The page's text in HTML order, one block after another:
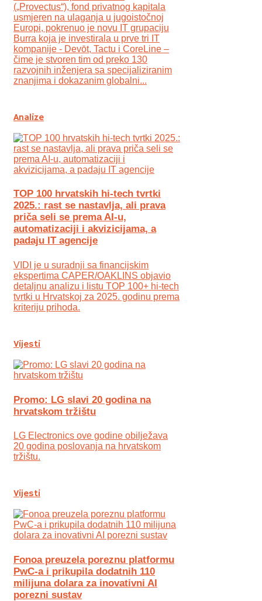
(„Provectus“), fond privatnog kapitala
usmjeren na ulaganja u jugoistočnoj
Europi, pokrenuo je novu IT grupaciju
Burra koja je investirala u prve tri IT
kompanije - Devōt, Tactu i CoreLine –
čime je stvoren tim od preko 130
razvojnih inženjera sa specijaliziranim
znanjima i dokazanim globalni...
Analize
TOP 100 hrvatskih hi-tech tvrtki
2025.: rast se nastavlja, ali prava
priča seli se prema AI-u,
automatizaciji i akvizicijama, a
padaju IT agencije
VIDI je u suradnji sa financijskim
ekspertima CAPER/OAKLINS objavio
detaljnu analizu i listu TOP 100+ hi-tech
tvrtki u Hrvatskoj za 2025. godinu prema
kriteriju prihoda.
Vijesti
Promo: LG slavi 20 godina na
hrvatskom tržištu
LG Electronics ove godine obilježava
20 godina poslovanja na hrvatskom
tržištu.
Vijesti
Fonoa preuzela poreznu platformu
PwC-a i prikupila dodatnih 110
milijuna dolara za inovativni AI
porezni sustav